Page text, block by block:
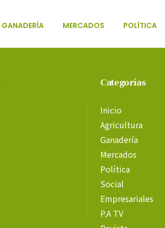
GANADERÍA MERCADOS POLÍTICA
Categorías
Inicio
Agricultura
Ganadería
Mercados
Política
Social
Empresariales
P.A TV